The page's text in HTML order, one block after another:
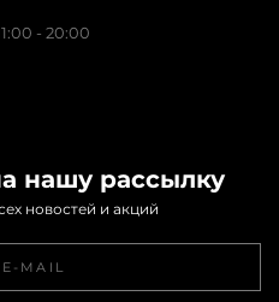
- 20:00
нашу рассылку
новостей и акций